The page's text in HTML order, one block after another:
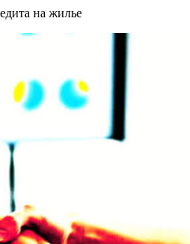
на жилье